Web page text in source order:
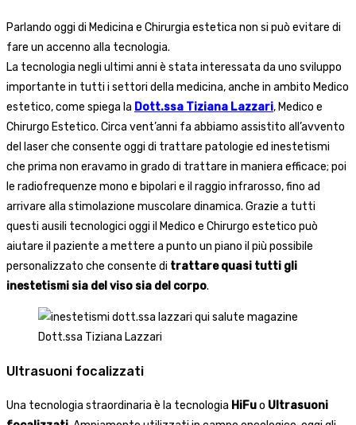
Parlando oggi di Medicina e Chirurgia estetica non si può evitare di
fare un accenno alla tecnologia.
La tecnologia negli ultimi anni è stata interessata da uno sviluppo
importante in tutti i settori della medicina, anche in ambito Medico
estetico, come spiega la Dott.ssa Tiziana Lazzari, Medico e
Chirurgo Estetico. Circa vent’anni fa abbiamo assistito all’avvento
del laser che consente oggi di trattare patologie ed inestetismi
che prima non eravamo in grado di trattare in maniera efficace; poi
le radiofrequenze mono e bipolari e il raggio infrarosso, fino ad
arrivare alla stimolazione muscolare dinamica. Grazie a tutti
questi ausili tecnologici oggi il Medico e Chirurgo estetico può
aiutare il paziente a mettere a punto un piano il più possibile
personalizzato che consente di trattare quasi tutti gli
inestetismi sia del viso sia del corpo.
Dott.ssa Tiziana Lazzari
Ultrasuoni focalizzati
Una tecnologia straordinaria è la tecnologia HiFuo Ultrasuoni